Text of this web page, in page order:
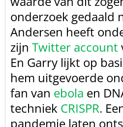
onderzoek gedaald
Andersen heeft
zijn Twitter account
En Garry lijkt op
hem uitgevoerde
fan van ebola en
techniek CRISPR.
pandemie laten